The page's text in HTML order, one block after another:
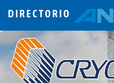
DIRECTORIO